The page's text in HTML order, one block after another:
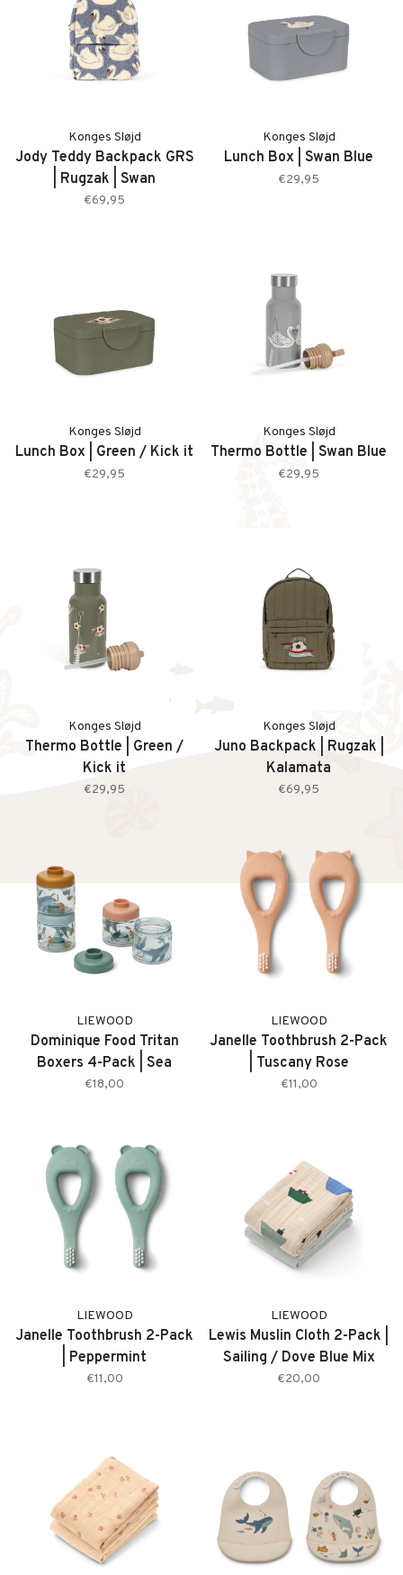
Konges Sløjd
Jody Teddy Backpack GRS
| Rugzak | Swan
€69,95
Konges Sløjd
Lunch Box | Swan Blue
€29,95
Konges Sløjd
Lunch Box | Green / Kick it
€29,95
Konges Sløjd
Thermo Bottle | Swan Blue
€29,95
Konges Sløjd
Thermo Bottle | Green /
Kick it
€29,95
Konges Sløjd
Juno Backpack | Rugzak |
Kalamata
€69,95
LIEWOOD
Dominique Food Tritan
Boxers 4-Pack | Sea
Creature / Sandy
€18,00
LIEWOOD
Janelle Toothbrush 2-Pack
| Tuscany Rose
€11,00
LIEWOOD
Janelle Toothbrush 2-Pack
| Peppermint
€11,00
LIEWOOD
Lewis Muslin Cloth 2-Pack |
Sailing / Dove Blue Mix
€20,00